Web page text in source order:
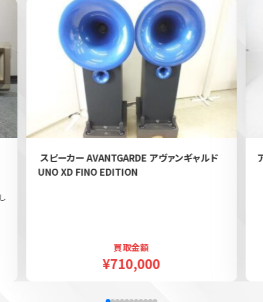
スピーカー AVANTGARDE アヴァンギャルド
UNO XD FINO EDITION
買取金額
¥710,000